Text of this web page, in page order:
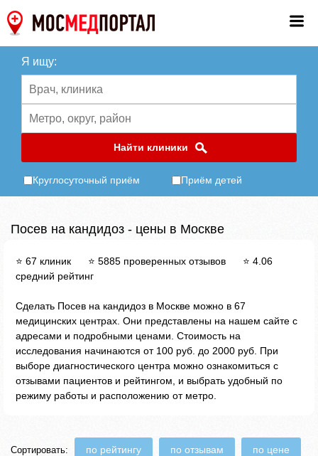
Я ищу:
Найти клиники
Круглосуточный приём Приём детей
Посев на кандидоз - цены в Москве
⭐ 67 клиник ⭐ 5885 проверенных отзывов ⭐ 4.06
средний рейтинг
Сделать Посев на кандидоз в Москве можно в 67
медицинских центрах. Они представлены на нашем сайте с
адресами и подробными ценами. Стоимость на
исследования начинаются от 100 руб. до 2000 руб. При
выборе диагностического центра можно ознакомиться с
отзывами пациентов и рейтингом, и выбрать удобный по
режиму работы и расположению от метро.
Сортировать: по рейтингу по отзывам по цене